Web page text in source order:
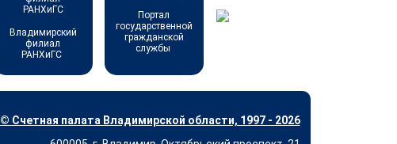
Владимирский
филиал
РАНХиГС
Портал
государственной
гражданской
службы
© Счетная палата Владимирской области, 1997 - 2026